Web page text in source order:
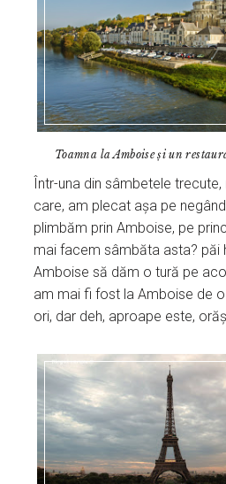
Toamna la Amboise și un
Într-una din sâmbetele trecute,
care, am plecat așa pe
plimbăm prin Amboise, pe
mai facem sâmbăta asta? păi
Amboise să dăm o tură pe
am mai fi fost la Amboise de
ori, dar deh, aproape este,